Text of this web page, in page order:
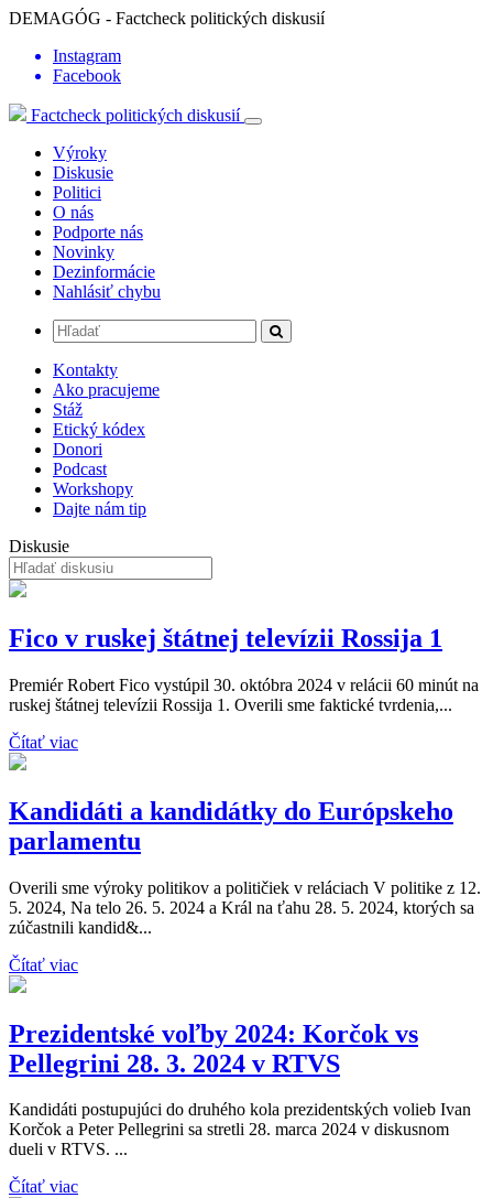
DEMAGÓG - Factcheck politických diskusií
Instagram
Facebook
Factcheck politických diskusií
Výroky
Diskusie
Politici
O nás
Podporte nás
Novinky
Dezinformácie
Nahlásiť chybu
Kontakty
Ako pracujeme
Stáž
Etický kódex
Donori
Podcast
Workshopy
Dajte nám tip
Diskusie
Fico v ruskej štátnej televízii Rossija 1
Premiér Robert Fico vystúpil 30. októbra 2024 v relácii 60 minút na
ruskej štátnej televízii Rossija 1. Overili sme faktické tvrdenia,...
Čítať viac
Kandidáti a kandidátky do Európskeho
parlamentu
Overili sme výroky politikov a političiek v reláciach V politike z 12.
5. 2024, Na telo 26. 5. 2024 a Král na ťahu 28. 5. 2024, ktorých sa
zúčastnili kandid&...
Čítať viac
Prezidentské voľby 2024: Korčok vs
Pellegrini 28. 3. 2024 v RTVS
Kandidáti postupujúci do druhého kola prezidentských volieb Ivan
Korčok a Peter Pellegrini sa stretli 28. marca 2024 v diskusnom
dueli v RTVS. ...
Čítať viac